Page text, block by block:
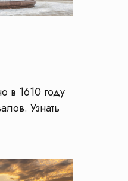
в 1610 году
Узнать